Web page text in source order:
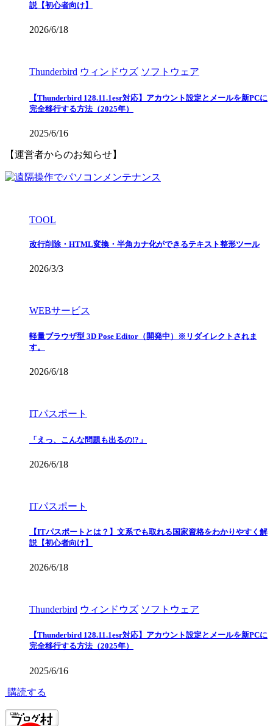
説【初心者向け】
2026/6/18
Thunderbird ウィンドウズ ソフトウェア
【Thunderbird 128.11.1esr対応】アカウント設定とメールを新PCに
完全移行する方法（2025年）
2025/6/16
【運営者からのお知らせ】
TOOL
改行削除・HTML変換・半角カナ化ができるテキスト整形ツール
2026/3/3
WEBサービス
軽量ブラウザ型 3D Pose Editor（開発中）※リダイレクトされま
す。
2026/6/18
ITパスポート
「えっ、こんな問題も出るの!?」
2026/6/18
ITパスポート
【ITパスポートとは？】文系でも取れる国家資格をわかりやすく解
説【初心者向け】
2026/6/18
Thunderbird ウィンドウズ ソフトウェア
【Thunderbird 128.11.1esr対応】アカウント設定とメールを新PCに
完全移行する方法（2025年）
2025/6/16
購読する